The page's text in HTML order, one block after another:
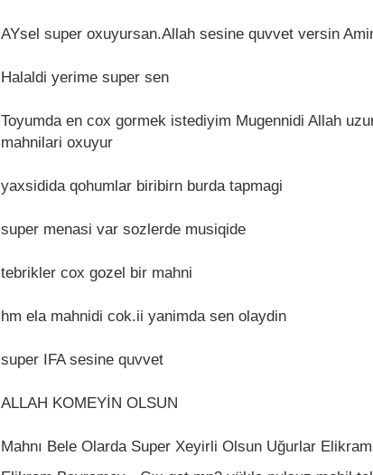
AYsel super oxuyursan.Allah sesine quvvet versin
Halaldi yerime super sen
Toyumda en cox gormek istediyim Mugennidi Allah
mahnilari oxuyur
yaxsidida qohumlar biribirn burda tapmagi
super menasi var sozlerde musiqide
tebrikler cox gozel bir mahni
hm ela mahnidi cok.ii yanimda sen olaydin
super IFA sesine quvvet
ALLAH KOMEYİN OLSUN
Mahnı Bele Olarda Super Xeyirli Olsun Uğurlar